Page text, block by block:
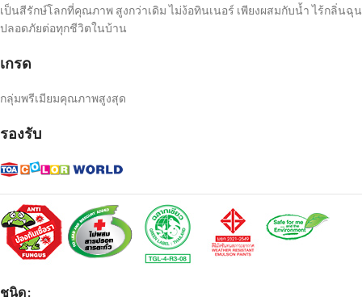
เป็นสีรักษ์โลกที่คุณภาพ สูงกว่าเดิม ไม่ง้อทินเนอร์ เพียงผสมกับน้ำ ไร้กลิ่นฉุน
ปลอดภัยต่อทุกชีวิตในบ้าน
เกรด
กลุ่มพรีเมียมคุณภาพสูงสุด
รองรับ
ชนิด